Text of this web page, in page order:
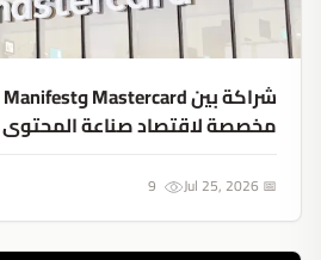
مخصصة لاقتصاد صناعة المحتوى
📅 Jul 25, 2026